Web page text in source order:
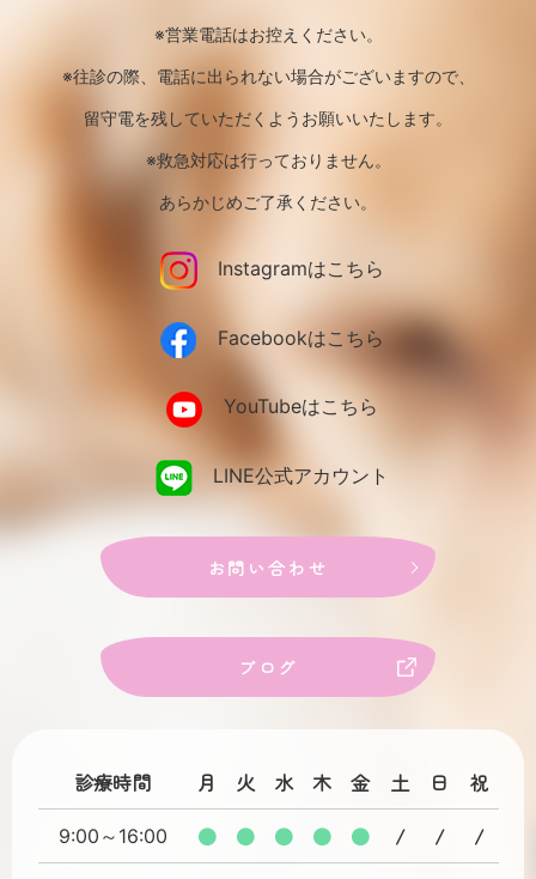
※営業電話はお控えください。
※往診の際、電話に出られない場合がございますので、
留守電を残していただくようお願いいたします。
※救急対応は行っておりません。
あらかじめご了承ください。
Instagramはこちら
Facebookはこちら
YouTubeはこちら
LINE公式アカウント
お問い合わせ
ブログ
診療時間 月 火 水 木 金 土 日 祝
9:00～16:00 ● ● ● ● ● / / /